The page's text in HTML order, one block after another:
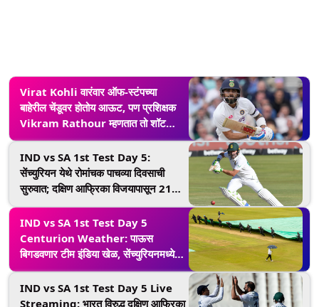
Virat Kohli वारंवार ऑफ-स्टंपच्या
बाहेरील चेंडूवर होतोय आऊट, पण प्रशिक्षक
Vikram Rathour म्हणतात तो शॉट
खेळून सोडू नको, वाचा सविस्तर
IND vs SA 1st Test Day 5:
सेंच्युरियन येथे रोमांचक पाचव्या दिवसाची
सुरुवात; दक्षिण आफ्रिका विजयापासून 211
धावा तर भारत 6 विकेट दूर, कोण जिंकणार
अंतिम बाजी?
IND vs SA 1st Test Day 5
Centurion Weather: पाऊस
बिगडवणार टीम इंडिया खेळ, सेंच्युरियनमध्ये
पाचव्या दिवशी असे असेल हवामान; दक्षिण
आफ्रिकेला लवकर गुंडाळावे लागणार
IND vs SA 1st Test Day 5 Live
Streaming: भारत विरुद्ध दक्षिण आफ्रिका